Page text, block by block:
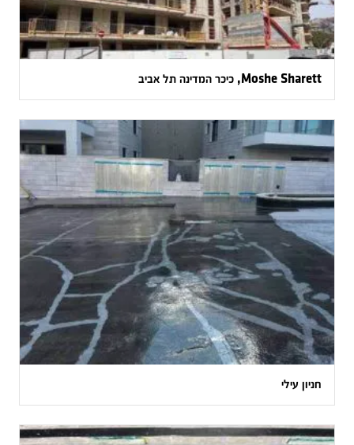
Moshe Sharett, כיכר המדינה תל אביב
חניון עילי